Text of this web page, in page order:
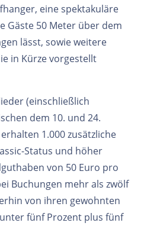
eine spektakuläre
Gäste 50 Meter über dem
lässt, sowie weitere
in Kürze vorgestellt
(einschließlich
dem 10. und 24.
1.000 zusätzliche
Status und höher
von 50 Euro pro
Buchungen mehr als zwölf
von ihren gewohnten
fünf Prozent plus fünf